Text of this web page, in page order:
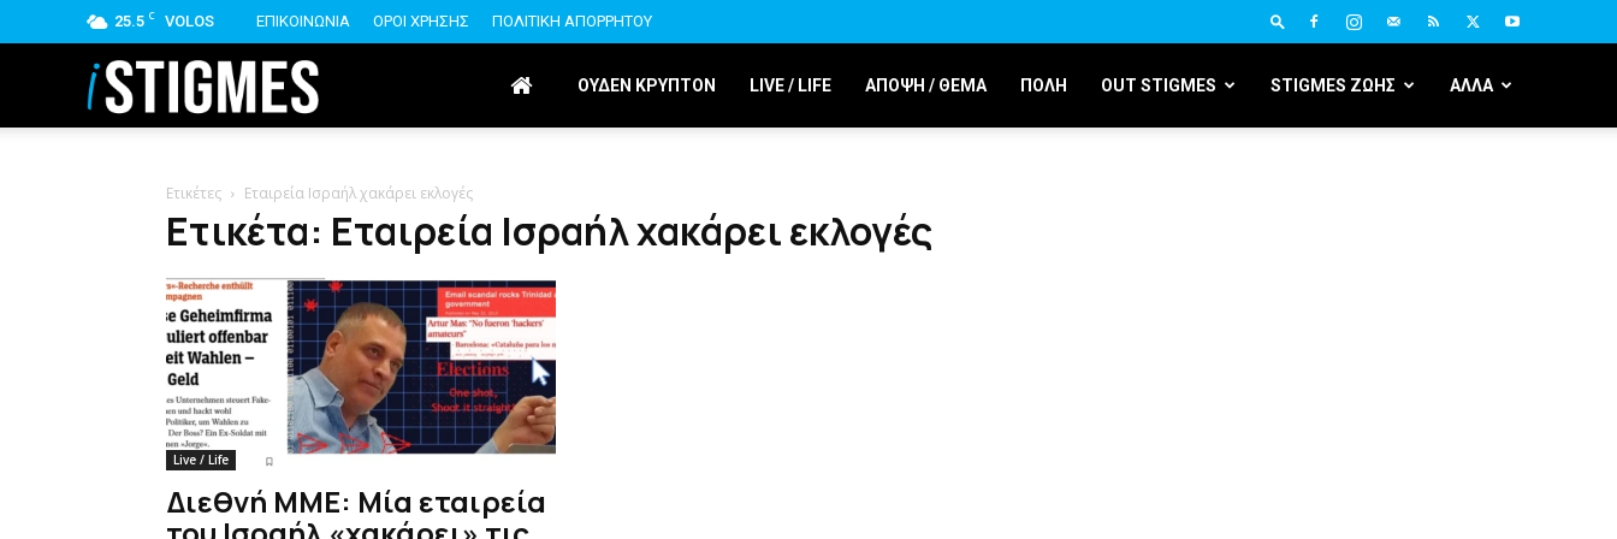
25.5 C VOLOS ΕΠΙΚΟΙΝΩΝΙΑ ΟΡΟΙ ΧΡΗΣΗΣ ΠΟΛΙΤΙΚΗ ΑΠΟΡΡΗΤΟΥ
istigmes ΟΥΔΕΝ ΚΡΥΠΤΟΝ LIVE / LIFE ΑΠΟΨΗ / ΘΕΜΑ ΠΟΛΗ OUT STIGMES STIGMES ΖΩΗΣ ΑΛΛΑ
Ετικέτες Εταιρεία Ισραήλ χακάρει εκλογές
Ετικέτα: Εταιρεία Ισραήλ χακάρει εκλογές
Live / Life
Διεθνή ΜΜΕ: Μία εταιρεία